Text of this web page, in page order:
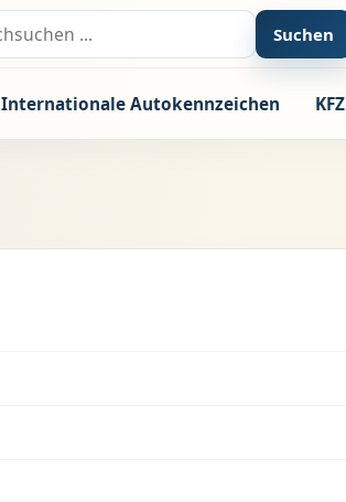
Suchen
Internationale Autokennzeichen KFZ